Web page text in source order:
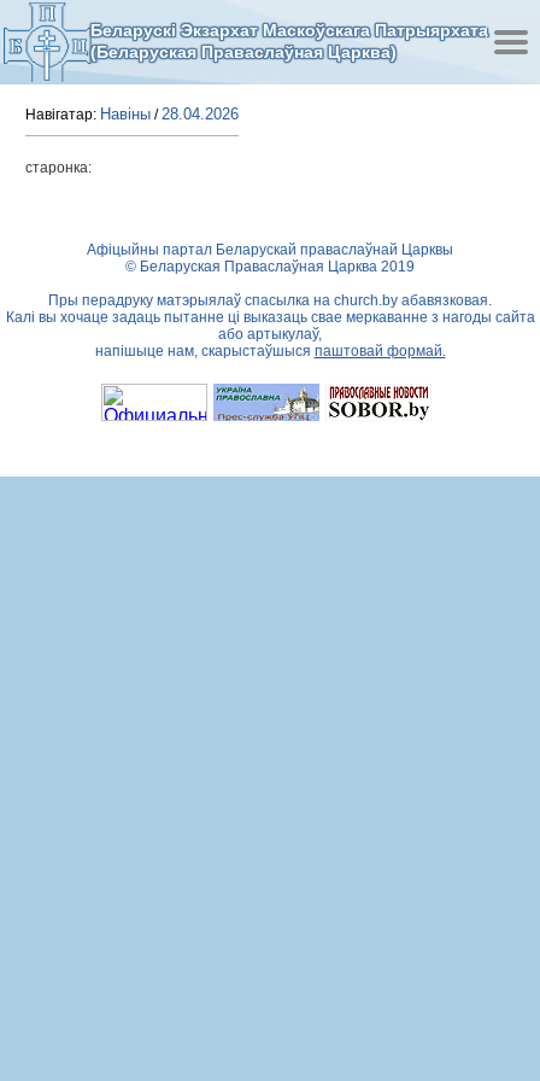
Беларускі Экзархат Маскоўскага Патрыярхата
(Беларуская Праваслаўная Царква)
Навігатар: Навіны /28.04.2026
старонка:
Афіцыйны партал Беларускай праваслаўнай Царквы
© Беларуская Праваслаўная Царква 2019
Пры перадруку матэрыялаў спасылка на church.by абавязковая.
Калі вы хочаце задаць пытанне ці выказаць свае меркаванне з нагоды сайта
або артыкулаў,
напішыце нам, скарыстаўшыся паштовай формай.